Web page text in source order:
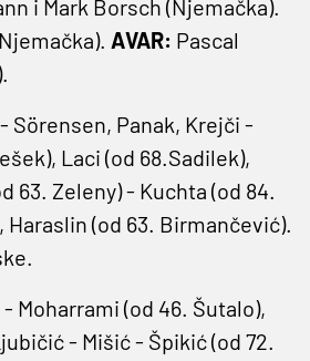
i Mark Borsch (Njemačka).
AVAR: Pascal
Sörensen, Panak, Krejči -
Laci (od 68.Sadilek),
63. Zeleny) - Kuchta (od 84.
Haraslin (od 63. Birmančević).
Moharrami (od 46. Šutalo),
- Mišić - Špikić (od 72.